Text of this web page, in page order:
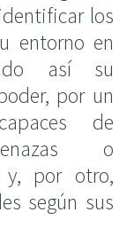
los
entorno en
así su
por un
de
o
y, por otro,
según sus